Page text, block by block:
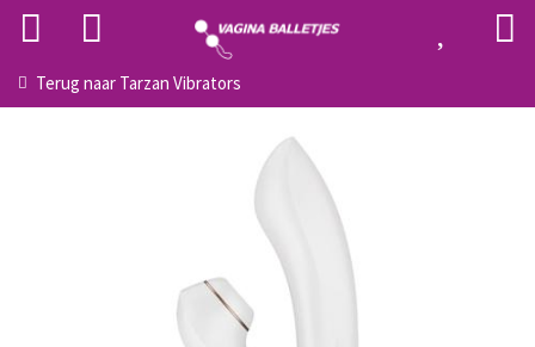
Terug naar Tarzan Vibrators